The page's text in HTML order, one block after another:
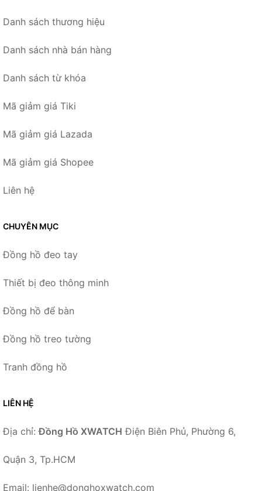
Danh sách thương hiệu
Danh sách nhà bán hàng
Danh sách từ khóa
Mã giảm giá Tiki
Mã giảm giá Lazada
Mã giảm giá Shopee
Liên hệ
CHUYÊN MỤC
Đồng hồ đeo tay
Thiết bị đeo thông minh
Đồng hồ để bàn
Đồng hồ treo tường
Tranh đồng hồ
LIÊN HỆ
Địa chỉ:Đồng Hồ XWATCH Điện Biên Phủ, Phường 6,
Quận 3, Tp.HCM
Email: lienhe@donghoxwatch.com